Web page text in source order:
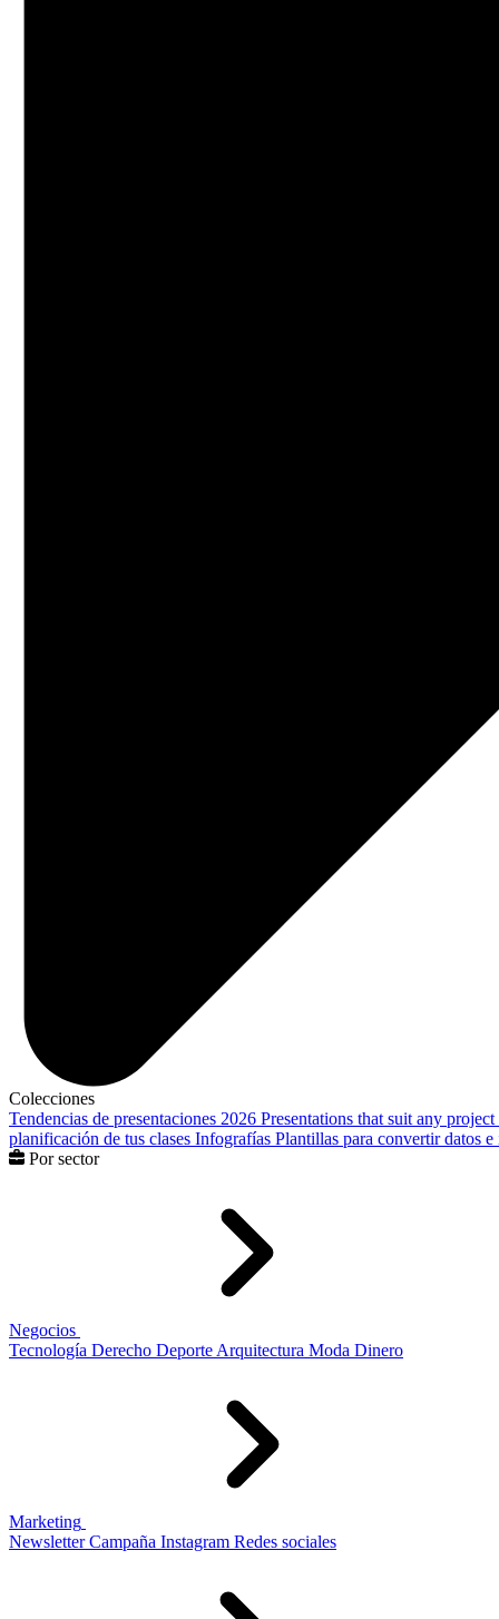
Colecciones
Tendencias de presentaciones 2026 Presentations that suit any project
planificación de tus clases Infografías Plantillas para convertir datos
Por sector
Negocios
Tecnología Derecho Deporte Arquitectura Moda Dinero
Marketing
Newsletter Campaña Instagram Redes sociales